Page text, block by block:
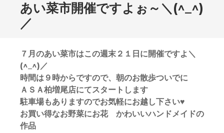
あい菜市開催ですよぉ～＼(^_^)
／
７月のあい菜市はこの週末２１日に開催ですよ＼
(^_^)／
時間は９時からですので、朝のお散歩ついでに
ＡＳＡ柏増尾店にてスタートします
駐車場もありますのでお気軽にお越し下さい♥
お買い得なお野菜にお花 かわいいハンドメイドの
作品